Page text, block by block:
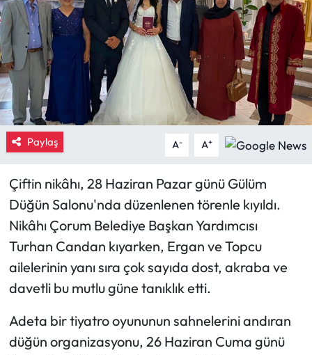
Paylaş A- A+
Çiftin nikâhı, 28 Haziran Pazar günü Gülüm
Düğün Salonu'nda düzenlenen törenle kıyıldı.
Nikâhı Çorum Belediye Başkan Yardımcısı
Turhan Candan kıyarken, Ergan ve Topcu
ailelerinin yanı sıra çok sayıda dost, akraba ve
davetli bu mutlu güne tanıklık etti.
Adeta bir tiyatro oyununun sahnelerini andıran
düğün organizasyonu, 26 Haziran Cuma günü
Ekonomi
Güncel
İskilip Haberleri
Kargı Haberleri
Kültür Sanat
Laçin Haberleri
Magazin
Oğuzlar Haberleri